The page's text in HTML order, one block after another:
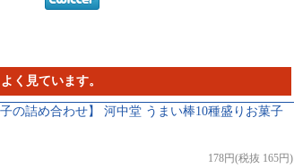
く見ています。
の詰め合わせ】 河中堂 うまい棒10種盛りお菓子
178円(税抜 165円)